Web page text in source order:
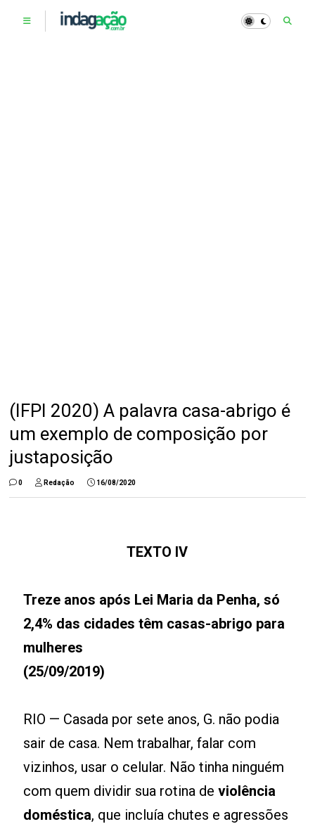
(IFPI 2020) A palavra casa-abrigo é
um exemplo de composição por
justaposição
0 Redação 16/08/2020
TEXTO IV
Treze anos após Lei Maria da Penha, só
2,4% das cidades têm casas-abrigo para
mulheres
(25/09/2019)
RIO — Casada por sete anos, G. não podia
sair de casa. Nem trabalhar, falar com
vizinhos, usar o celular. Não tinha ninguém
com quem dividir sua rotina deviolência
doméstica, que incluía chutes e agressões